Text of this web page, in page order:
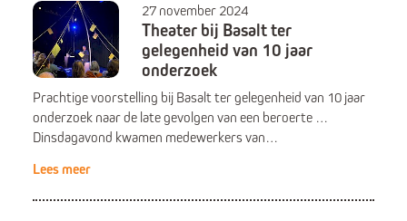
27 november 2024
Theater bij Basalt ter
gelegenheid van 10 jaar
onderzoek
Prachtige voorstelling bij Basalt ter gelegenheid van 10 jaar
onderzoek naar de late gevolgen van een beroerte …
Dinsdagavond kwamen medewerkers van…
Lees meer